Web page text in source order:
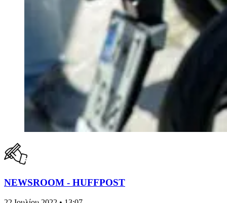
NEWSROOM - HUFFPOST